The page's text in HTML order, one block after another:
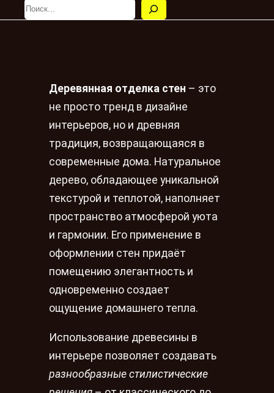
Деревянная отделка стен – это
не просто тренд в дизайне
интерьеров, но и древняя
традиция, возвращающаяся в
современные дома. Натуральное
дерево, обладающее уникальной
текстурой и теплотой, наполняет
пространство атмосферой уюта
и гармонии. Его применение в
оформлении стен придаёт
помещению элегантность и
одновременно создает
ощущение домашнего тепла.
Использование древесины в
интерьере позволяет создавать
разнообразные стилистические